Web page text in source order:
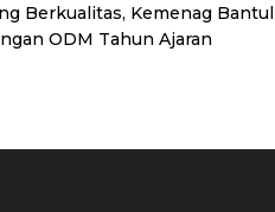
Berkualitas, Kemenag Bantul
ODM Tahun Ajaran